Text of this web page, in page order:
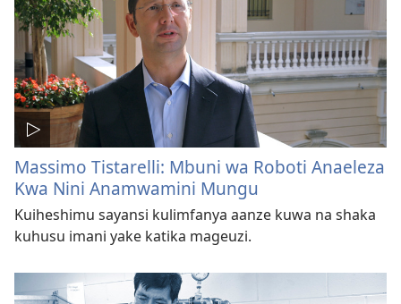
Massimo Tistarelli: Mbuni wa Roboti Anaeleza
Kwa Nini Anamwamini Mungu
Kuiheshimu sayansi kulimfanya aanze kuwa na shaka
kuhusu imani yake katika mageuzi.